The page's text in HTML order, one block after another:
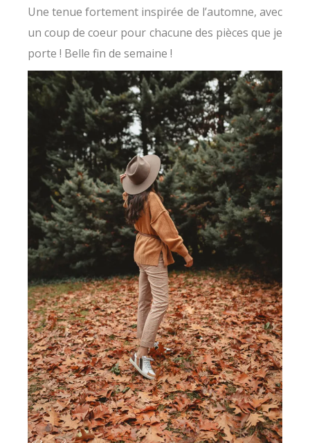
Une tenue fortement inspirée de l’automne, avec
un coup de coeur pour chacune des pièces que je
porte ! Belle fin de semaine !